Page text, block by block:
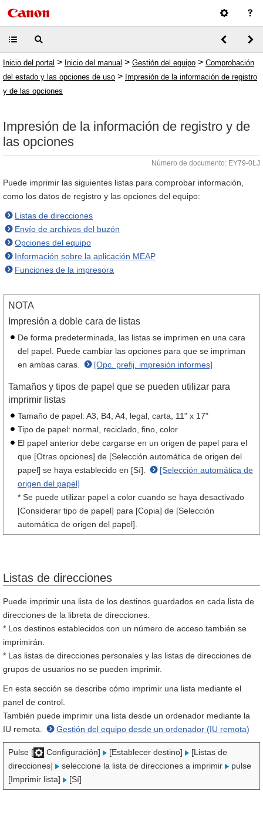
Inicio del portal > Inicio del manual > Gestión del equipo > Comprobación
del estado y las opciones de uso > Impresión de la información de registro
y de las opciones
Impresión de la información de registro y de
las opciones
Número de documento: EY79-0LJ
Puede imprimir las siguientes listas para comprobar información,
como los datos de registro y las opciones del equipo:
Listas de direcciones
Envío de archivos del buzón
Opciones del equipo
Información sobre la aplicación MEAP
Funciones de la impresora
NOTA
Impresión a doble cara de listas
De forma predeterminada, las listas se imprimen en una cara
del papel. Puede cambiar las opciones para que se impriman
en ambas caras.
[Opc. prefij. impresión informes]
Tamaños y tipos de papel que se pueden utilizar para
imprimir listas
Tamaño de papel: A3, B4, A4, legal, carta, 11" x 17"
Tipo de papel: normal, reciclado, fino, color
El papel anterior debe cargarse en un origen de papel para el
que [Otras opciones] de [Selección automática de origen del
papel] se haya establecido en [Sí].
[Selección automática de
origen del papel]
* Se puede utilizar papel a color cuando se haya desactivado
[Considerar tipo de papel] para [Copia] de [Selección
automática de origen del papel].
Listas de direcciones
Puede imprimir una lista de los destinos guardados en cada lista de
direcciones de la libreta de direcciones.
* Los destinos establecidos con un número de acceso también se
imprimirán.
* Las listas de direcciones personales y las listas de direcciones de
grupos de usuarios no se pueden imprimir.
En esta sección se describe cómo imprimir una lista mediante el
panel de control.
También puede imprimir una lista desde un ordenador mediante la
IU remota.
Gestión del equipo desde un ordenador (IU remota)
Pulse [ Configuración] [Establecer destino]
[Listas de
direcciones]
seleccione la lista de direcciones a imprimir
pulse
[Imprimir lista]
[Sí]